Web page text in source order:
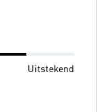
Uitstekend